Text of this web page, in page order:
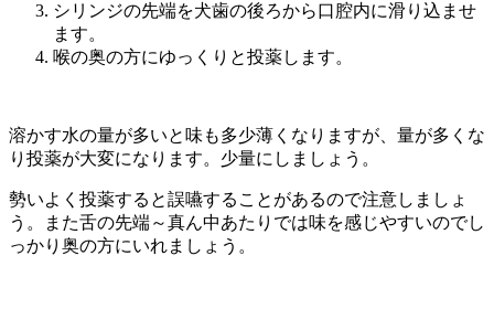
シリンジの先端を犬歯の後ろから口腔内に滑り込ませ
ます。
喉の奥の方にゆっくりと投薬します。
溶かす水の量が多いと味も多少薄くなりますが、量が多くな
り投薬が大変になります。少量にしましょう。
勢いよく投薬すると誤嚥することがあるので注意しましょ
う。また舌の先端～真ん中あたりでは味を感じやすいのでし
っかり奥の方にいれましょう。